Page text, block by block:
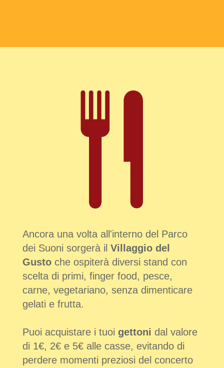
Ancora una volta all'interno del Parco
dei Suoni sorgerà il Villaggio del
Gustoche ospiterà diversi stand con
scelta di primi, finger food, pesce,
carne, vegetariano, senza dimenticare
gelati e frutta.
Puoi acquistare i tuoi gettoni dal valore
di 1€, 2€ e 5€ alle casse, evitando di
perdere momenti preziosi del concerto